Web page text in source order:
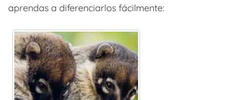
aprendas a diferenciarlos fácilmente: